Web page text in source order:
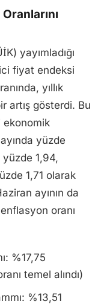
yayımladığı
fiyat endeksi
yıllık
artış gösterdi. Bu
ekonomik
yüzde
1,94,
1,71 olarak
ayının da
oranı
%17,75
temel alındı)
%13,51